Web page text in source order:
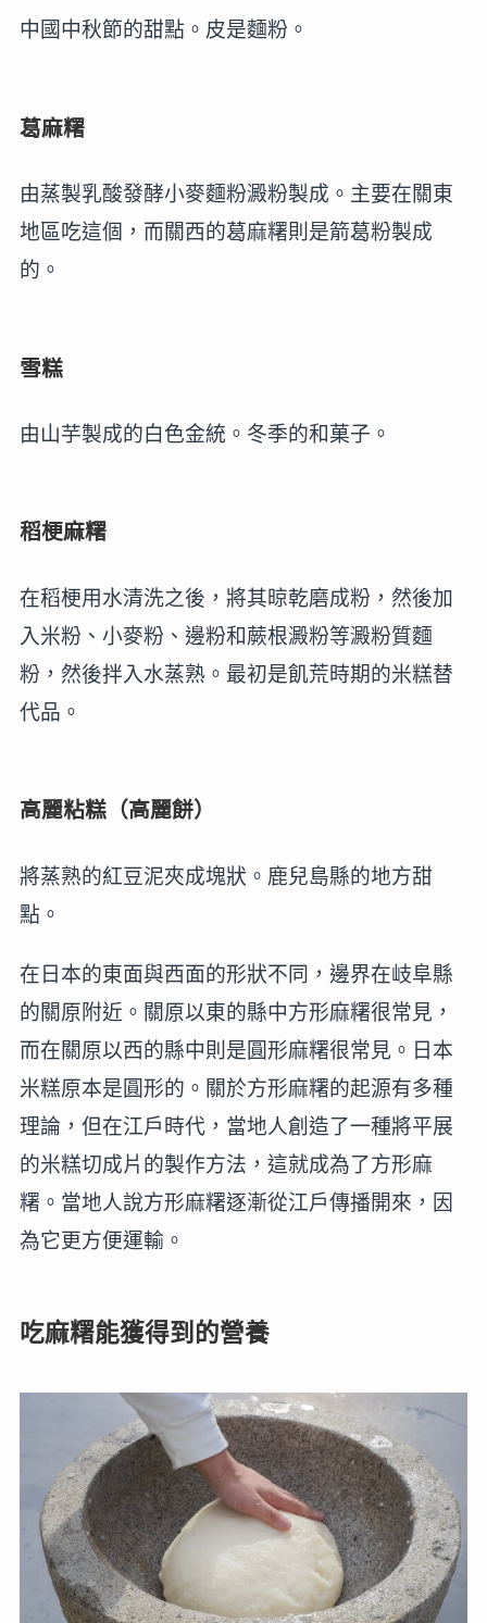
中國中秋節的甜點。皮是麵粉。
葛麻糬
由蒸製乳酸發酵小麥麵粉澱粉製成。主要在關東
地區吃這個，而關西的葛麻糬則是箭葛粉製成
的。
雪糕
由山芋製成的白色金統。冬季的和菓子。
稻梗麻糬
在稻梗用水清洗之後，將其晾乾磨成粉，然後加
入米粉、小麥粉、邊粉和蕨根澱粉等澱粉質麵
粉，然後拌入水蒸熟。最初是飢荒時期的米糕替
代品。
高麗粘糕（高麗餅）
將蒸熟的紅豆泥夾成塊狀。鹿兒島縣的地方甜
點。
在日本的東面與西面的形狀不同，邊界在岐阜縣
的關原附近。關原以東的縣中方形麻糬很常見，
而在關原以西的縣中則是圓形麻糬很常見。日本
米糕原本是圓形的。關於方形麻糬的起源有多種
理論，但在江戶時代，當地人創造了一種將平展
的米糕切成片的製作方法，這就成為了方形麻
糬。當地人說方形麻糬逐漸從江戶傳播開來，因
為它更方便運輸。
吃麻糬能獲得到的營養